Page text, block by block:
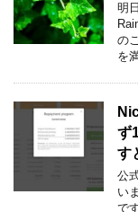
明
の
を
ず
す
公
い
で